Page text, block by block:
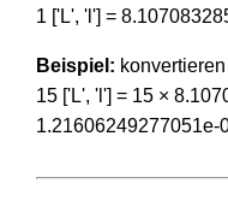
1 ['L', 'l'] =
Beispiel:
15 ['L', 'l'] = 15 ×
1.21606249277051e-